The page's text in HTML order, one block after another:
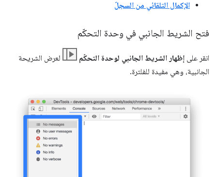
الإكمال التلقائي من السجلّ
فتح الشريط الجانبي في وحدة التحكّم
انقر على إظهار الشريط الجانبي لوحدة التحكّم
لعرض الشريحة
الجانبية، وهي مفيدة للفلترة.